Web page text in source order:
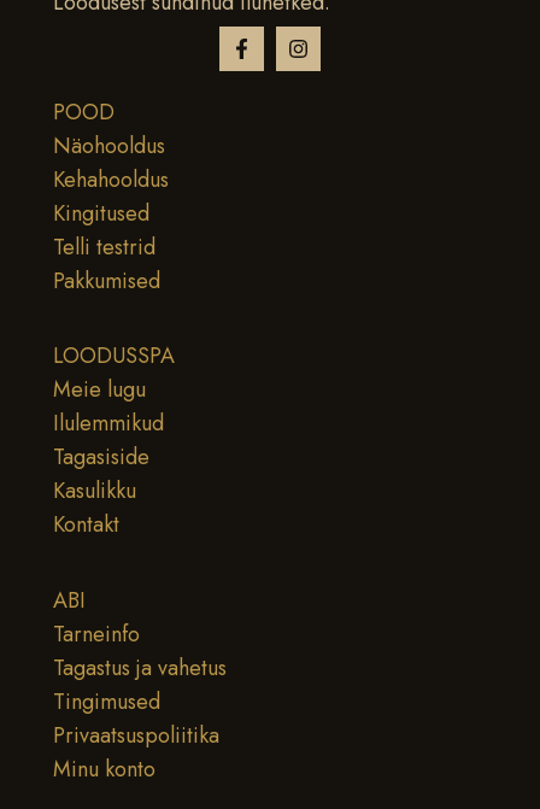
POOD
Näohooldus
Kehahooldus
Kingitused
Telli testrid
Pakkumised
LOODUSSPA
Meie lugu
Ilulemmikud
Tagasiside
Kasulikku
Kontakt
ABI
Tarneinfo
Tagastus ja vahetus
Tingimused
Privaatsuspoliitika
Minu konto